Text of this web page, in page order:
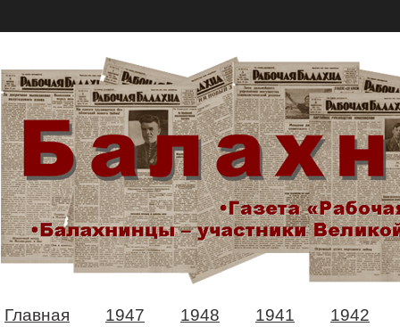
Главная 1947 1948 1941
1942